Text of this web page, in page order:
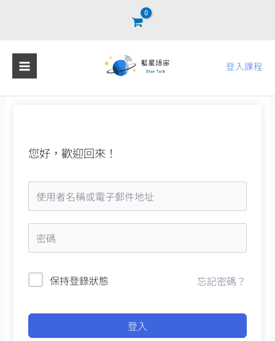
登入課程
您好，歡迎回來！
保持登錄狀態 忘記密碼？
登入